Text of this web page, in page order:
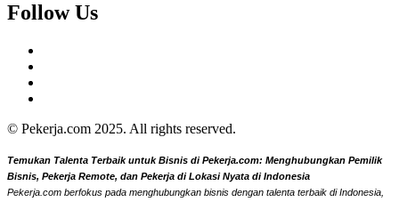
Follow Us
© Pekerja.com 2025. All rights reserved.
Temukan Talenta Terbaik untuk Bisnis di Pekerja.com: Menghubungkan Pemilik
Bisnis, Pekerja Remote, dan Pekerja di Lokasi Nyata di Indonesia
Pekerja.com berfokus pada menghubungkan bisnis dengan talenta terbaik di Indonesia,